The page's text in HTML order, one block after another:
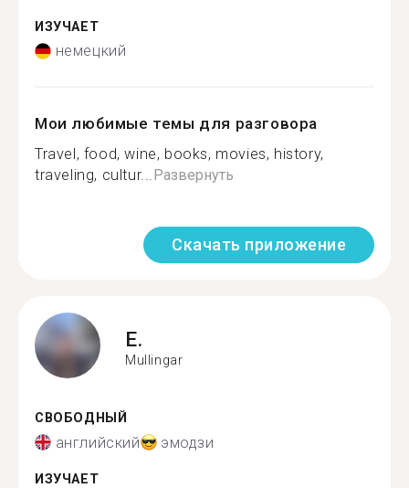
ИЗУЧАЕТ
немецкий
Мои любимые темы для разговора
Travel, food, wine, books, movies, history,
traveling, cultur...Развернуть
Скачать приложение
E.
Mullingar
СВОБОДНЫЙ
английский эмодзи
ИЗУЧАЕТ